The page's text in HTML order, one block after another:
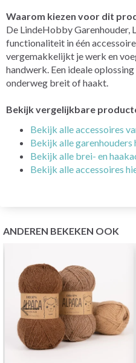
Waarom kiezen voor dit
De LindeHobby Garenhouder,
functionaliteit in één
vergemakkelijkt je werk en
handwerk. Een ideale
onderweg breit of haakt.
Bekijk vergelijkbare
Bekijk alle accessoires
Bekijk alle garenhouders
Bekijk alle brei- en
Bekijk alle accessoires
ANDEREN BEKEKEN OOK